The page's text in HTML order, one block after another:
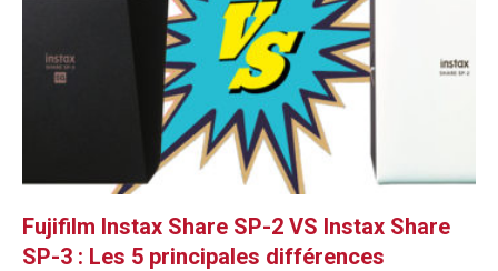
Fujifilm Instax Share SP-2 VS Instax Share
SP-3 : Les 5 principales différences